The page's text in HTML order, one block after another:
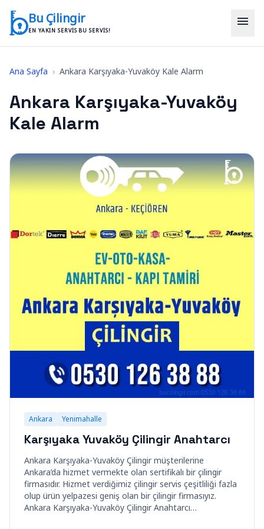
Bu Çilingir
EN YAKIN SERVIS BU SERVIS!
menu
Ana Sayfa › Ankara Karşıyaka-Yuvaköy Kale Alarm
Ankara Karşıyaka-Yuvaköy
Kale Alarm
Ankara Yenimahalle
Karşıyaka Yuvaköy Çilingir Anahtarcı
Ankara Karşıyaka-Yuvaköy Çilingir müşterilerine
Ankara’da hizmet vermekte olan sertifikalı bir çilingir
firmasıdır. Hizmet verdiğimiz çilingir servis çeşitliliği fazla
olup ürün yelpazesi geniş olan bir çilingir firmasıyız.
Ankara Karşıyaka-Yuvaköy Çilingir Anahtarcı…